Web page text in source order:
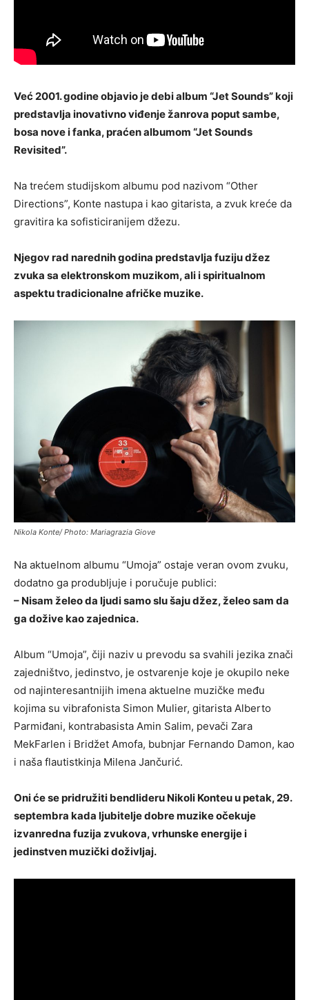
Već 2001. godine objavio je debi album “Jet Sounds” koji
predstavlja inovativno viđenje žanrova poput sambe,
bosa nove i fanka, praćen albumom “Jet Sounds
Revisited”.
Na trećem studijskom albumu pod nazivom “Other
Directions”, Konte nastupa i kao gitarista, a zvuk kreće da
gravitira ka sofisticiranijem džezu.
Njegov rad narednih godina predstavlja fuziju džez
zvuka sa elektronskom muzikom, ali i spiritualnom
aspektu tradicionalne afričke muzike.
Nikola Konte/ Photo: Mariagrazia Giove
Na aktuelnom albumu “Umoja” ostaje veran ovom zvuku,
dodatno ga produbljuje i poručuje publici:
– Nisam želeo da ljudi samo slušaju džez, želeo sam da
ga dožive kao zajednica.
Album “Umoja”, čiji naziv u prevodu sa svahili jezika znači
zajedništvo, jedinstvo, je ostvarenje koje je okupilo neke
od najinteresantnijih imena aktuelne muzičke među
kojima su vibrafonista Simon Mulier, gitarista Alberto
Parmiđani, kontrabasista Amin Salim, pevači Zara
MekFarlen i Bridžet Amofa, bubnjar Fernando Damon, kao
i naša flautistkinja Milena Jančurić.
Oni će se pridružiti bendlideru Nikoli Konteu u petak, 29.
septembra kada ljubitelje dobre muzike očekuje
izvanredna fuzija zvukova, vrhunske energije i
jedinstven muzički doživljaj.